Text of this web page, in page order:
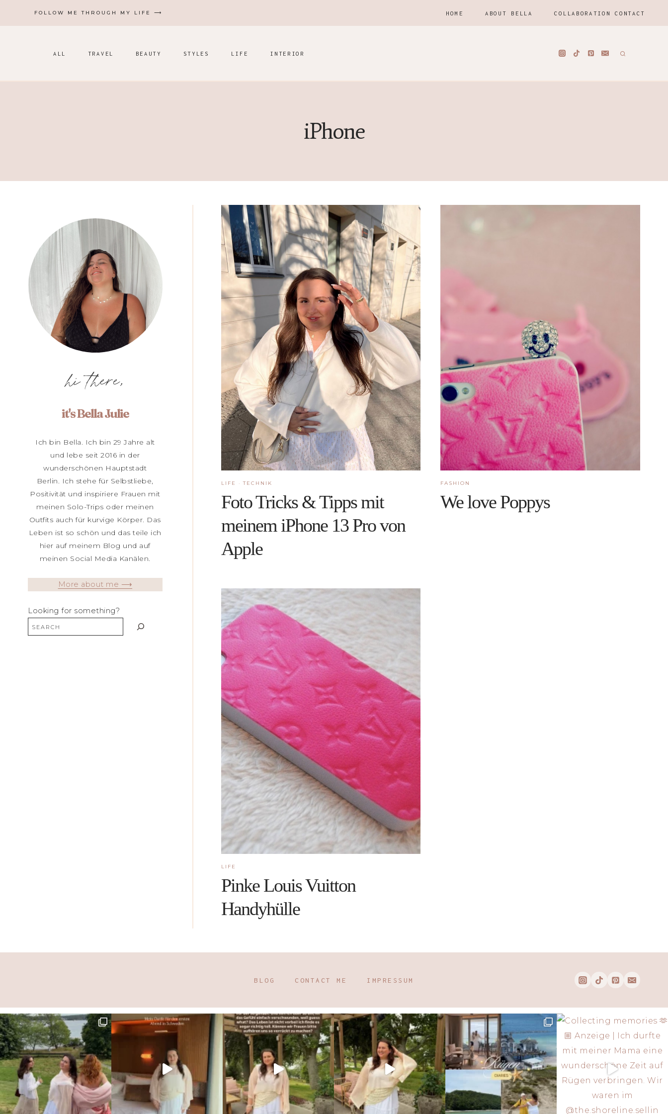
FOLLOW ME THROUGH MY LIFE ⟶ HOME ABOUT BELLA COLLABORATION CONTACT
ALL TRAVEL BEAUTY STYLES LIFE INTERIOR
iPhone
LIFE ·TECHNIK
Foto Tricks & Tipps mit
meinem iPhone 13 Pro von
Apple
FASHION
We love Poppys
LIFE
Pinke Louis Vuitton
Handyhülle
hi there,
it's Bella Julie
Ich bin Bella. Ich bin 29 Jahre alt
und lebe seit 2016 in der
wunderschönen Hauptstadt
Berlin. Ich stehe für Selbstliebe,
Positivität und inspiriere Frauen mit
meinen Solo-Trips oder meinen
Outfits auch für kurvige Körper. Das
Leben ist so schön und das teile ich
hier auf meinem Blog und auf
meinen Social Media Kanälen.
More about me ⟶
Looking for something?
BLOG CONTACT ME IMPRESSUM